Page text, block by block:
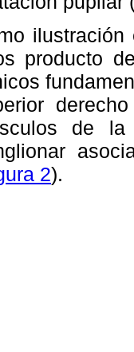
producto
de
2).